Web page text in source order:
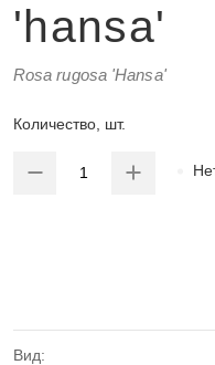
'hansa'
Rosa rugosa 'Hansa'
Количество, шт.
Вид: